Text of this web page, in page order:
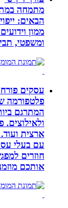
מתמחה במתן
הבאים: ייפוי
ממון וידועים
ומשפטי, תביעות
עסקים פורחים
פלטפורמה
המתרגם ביותר
ולאילוצים.
ארצית ועוד.
עם בעלי עסקים
חוזרים
אותכם מוזמנים